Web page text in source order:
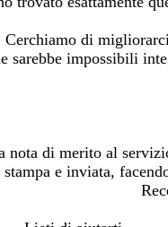
di
sarebbe impossibili
nota di merito al
e inviata,